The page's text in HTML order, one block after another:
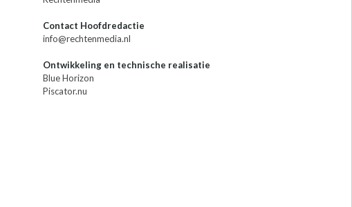
Contact Hoofdredactie
info@rechtenmedia.nl
Ontwikkeling en technische realisatie
Blue Horizon
Piscator.nu